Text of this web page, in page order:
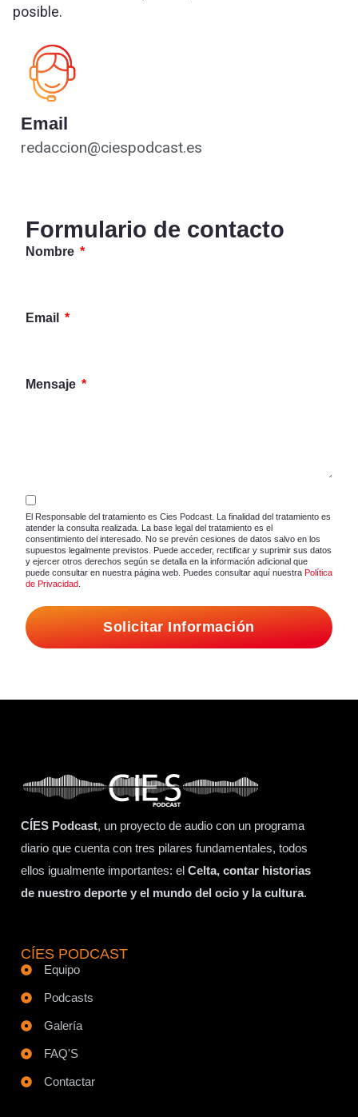
posible.
Email
redaccion@ciespodcast.es
Formulario de contacto
Nombre
Email
Mensaje
El Responsable del tratamiento es Cies Podcast. La finalidad del tratamiento es
atender la consulta realizada. La base legal del tratamiento es el
consentimiento del interesado. No se prevén cesiones de datos salvo en los
supuestos legalmente previstos. Puede acceder, rectificar y suprimir sus datos
y ejercer otros derechos según se detalla en la información adicional que
puede consultar en nuestra página web. Puedes consultar aquí nuestra Política
de Privacidad
Solicitar Información
CÍES Podcast, un proyecto de audio con un programa
diario que cuenta con tres pilares fundamentales, todos
ellos igualmente importantes: el Celta, contar historias
de nuestro deporte y el mundo del ocio y la cultura.
CÍES PODCAST
Equipo
Podcasts
Galería
FAQ'S
Contactar